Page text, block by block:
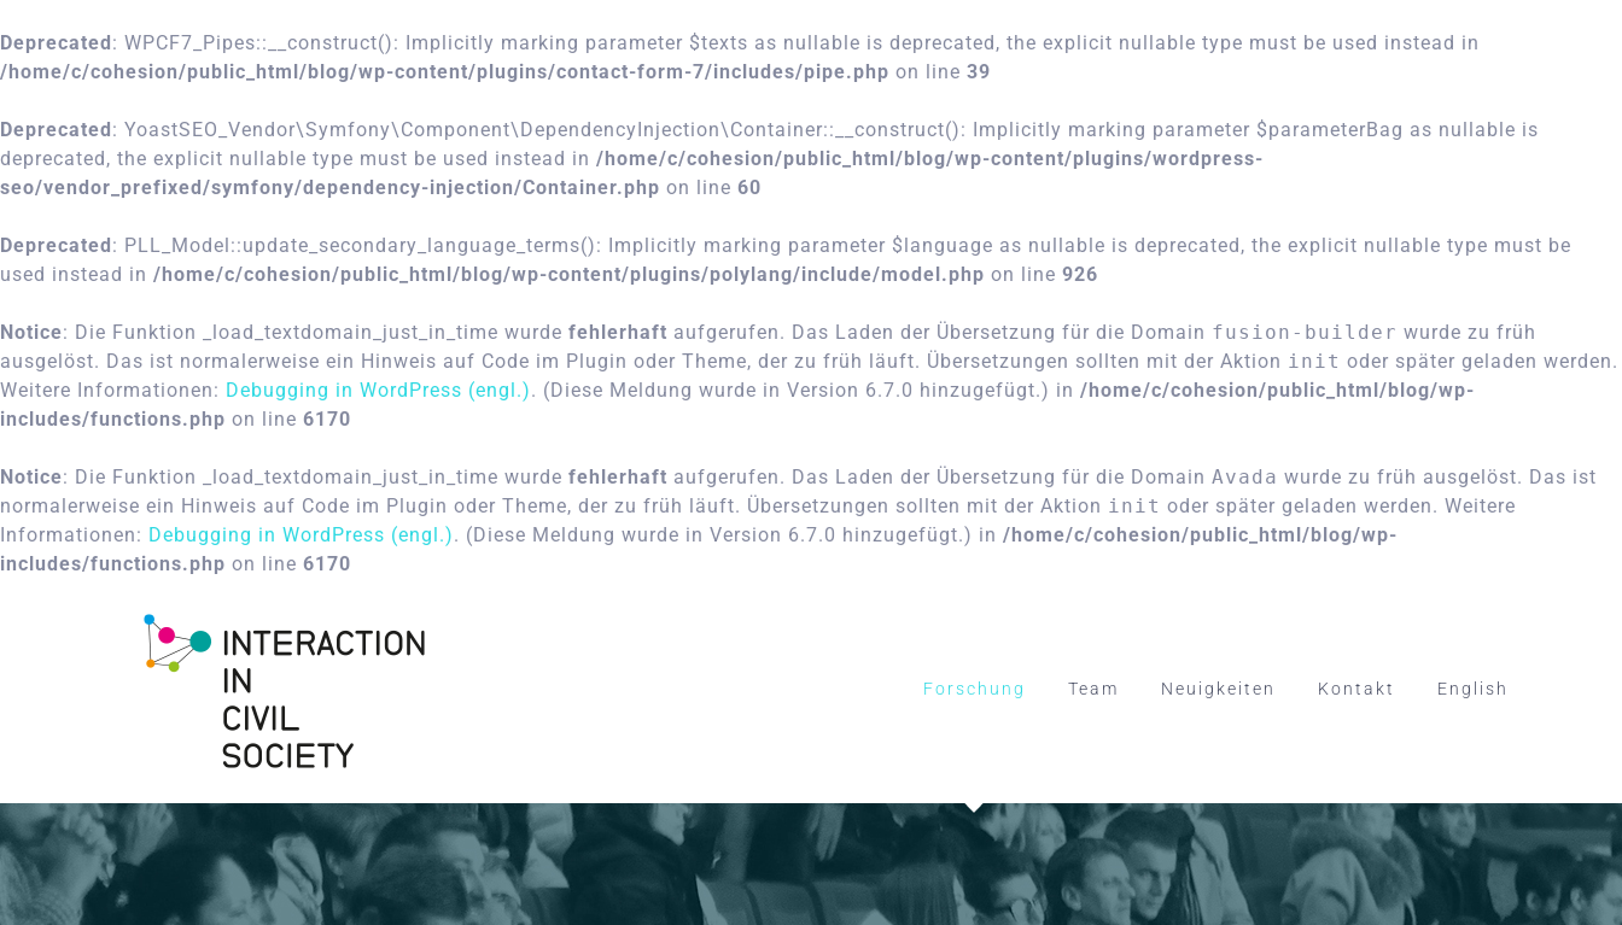
Deprecated: WPCF7_Pipes::__construct(): Implicitly marking parameter $texts as nullable is deprecated, the explicit nullable type must be used instead in
/home/c/cohesion/public_html/blog/wp-content/plugins/contact-form-7/includes/pipe.php on line 39
Deprecated: YoastSEO_Vendor\Symfony\Component\DependencyInjection\Container::__construct(): Implicitly marking parameter $parameterBag as nullable is
deprecated, the explicit nullable type must be used instead in /home/c/cohesion/public_html/blog/wp-content/plugins/wordpress-
seo/vendor_prefixed/symfony/dependency-injection/Container.php on line 60
Deprecated: PLL_Model::update_secondary_language_terms(): Implicitly marking parameter $language as nullable is deprecated, the explicit nullable type must be
used instead in /home/c/cohesion/public_html/blog/wp-content/plugins/polylang/include/model.php on line 926
Notice: Die Funktion _load_textdomain_just_in_time wurde fehlerhaft aufgerufen. Das Laden der Übersetzung für die Domain fusion-builder wurde zu früh
ausgelöst. Das ist normalerweise ein Hinweis auf Code im Plugin oder Theme, der zu früh läuft. Übersetzungen sollten mit der Aktion init oder später geladen werden.
Weitere Informationen: Debugging in WordPress (engl.). (Diese Meldung wurde in Version 6.7.0 hinzugefügt.) in /home/c/cohesion/public_html/blog/wp-
includes/functions.php on line 6170
Notice: Die Funktion _load_textdomain_just_in_time wurde fehlerhaft aufgerufen. Das Laden der Übersetzung für die Domain Avada wurde zu früh ausgelöst. Das ist
normalerweise ein Hinweis auf Code im Plugin oder Theme, der zu früh läuft. Übersetzungen sollten mit der Aktion init oder später geladen werden. Weitere
Informationen: Debugging in WordPress (engl.). (Diese Meldung wurde in Version 6.7.0 hinzugefügt.) in /home/c/cohesion/public_html/blog/wp-
includes/functions.php on line 6170
Forschung Team Neuigkeiten Kontakt English